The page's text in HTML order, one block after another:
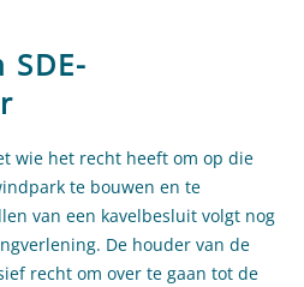
wie het recht heeft om op die
te bouwen en te
van een kavelbesluit volgt nog
De houder van de
recht om over te gaan tot de